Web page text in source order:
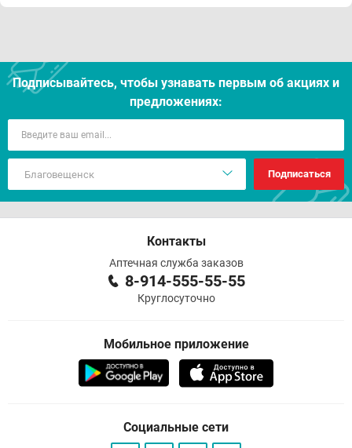
Подписывайтесь, чтобы узнавать первым об акцияx и
предложениях:
Подписаться
Контакты
Аптечная служба заказов
8-914-555-55-55
Круглосуточно
Мобильное приложение
Социальные сети